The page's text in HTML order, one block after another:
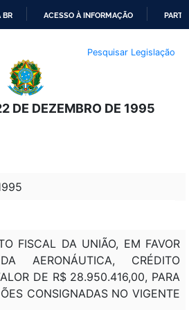
O
CONTEÚDO
BR ACESSO À INFORMAÇÃO
Pesquisar Legislação
DE DEZEMBRO DE 1995
FISCAL DA UNIÃO, EM FAVOR
AERONÁUTICA, CRÉDITO
DE R$ 28.950.416,00, PARA
CONSIGNADAS NO VIGENTE